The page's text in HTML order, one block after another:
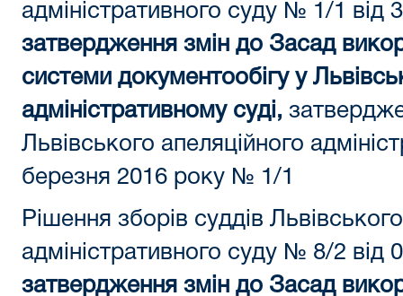
адміністративного суду № 1/1 від
затвердження змін до Засад
системи документообігу у
адміністративному суді,
Львівського апеляційного
березня 2016 року № 1/1
Рішення зборів суддів
адміністративного суду № 8/2 від
затвердження змін до Засад